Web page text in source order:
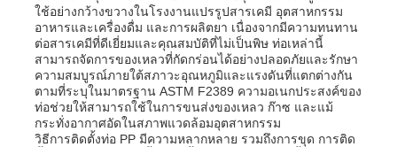
ใช้อย่างกว้างขวางในโรงงานแปรรูปสารเคมี อุตสาหกรรม
อาหารและเครื่องดื่ม และการผลิตยา เนื่องจากมีความทนทาน
ต่อสารเคมีที่ดีเยี่ยมและคุณสมบัติที่ไม่เป็นพิษ ท่อเหล่านี้
สามารถจัดการของเหลวที่กัดกร่อนได้อย่างปลอดภัยและรักษา
ความสมบูรณ์ภายใต้สภาวะอุณหภูมิและแรงดันที่แตกต่างกัน
ตามที่ระบุในมาตรฐาน ASTM F2389 ความอเนกประสงค์ของ
ท่อช่วยให้สามารถใช้ในการขนส่งของเหลว ก๊าซ และแม้
กระทั่งอากาศอัดในสภาพแวดล้อมอุตสาหกรรม
วิธีการติดตั้งท่อ PP มีความหลากหลาย รวมถึงการขุด การติด